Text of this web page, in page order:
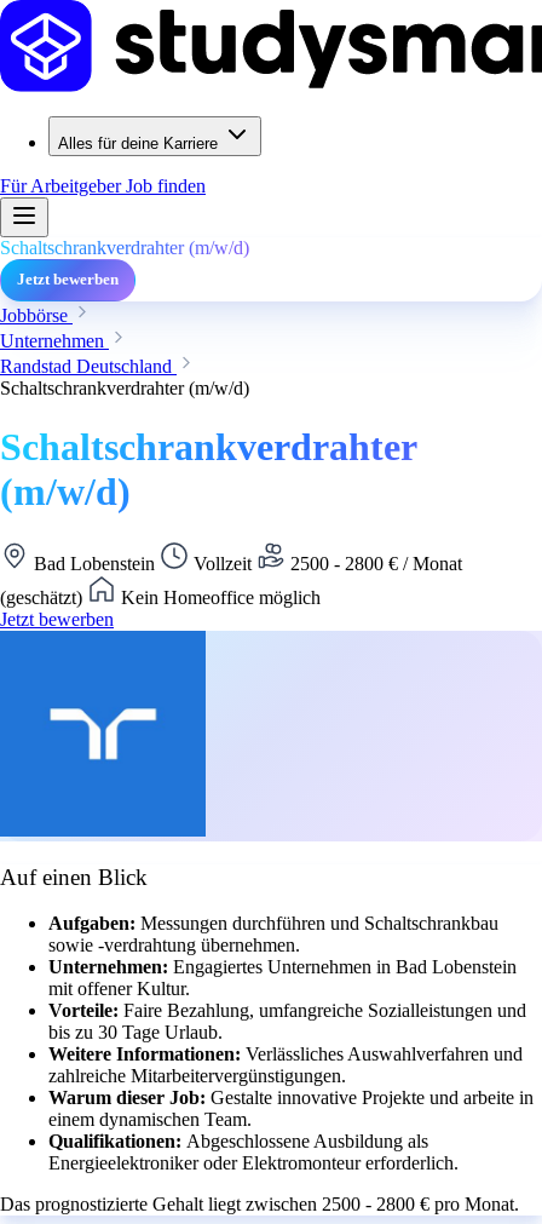
Alles für deine Karriere
Für ArbeitgeberJob finden
Schaltschrankverdrahter (m/w/d)
Jetzt bewerben
Jobbörse
Unternehmen
Randstad Deutschland
Schaltschrankverdrahter (m/w/d)
Schaltschrankverdrahter
(m/w/d)
Bad Lobenstein Vollzeit
2500 - 2800 € / Monat
(geschätzt)
Kein Homeoffice möglich
Jetzt bewerben
Auf einen Blick
Aufgaben: Messungen durchführen und Schaltschrankbau
sowie -verdrahtung übernehmen.
Unternehmen: Engagiertes Unternehmen in Bad Lobenstein
mit offener Kultur.
Vorteile: Faire Bezahlung, umfangreiche Sozialleistungen und
bis zu 30 Tage Urlaub.
Weitere Informationen: Verlässliches Auswahlverfahren und
zahlreiche Mitarbeitervergünstigungen.
Warum dieser Job: Gestalte innovative Projekte und arbeite in
einem dynamischen Team.
Qualifikationen: Abgeschlossene Ausbildung als
Energieelektroniker oder Elektromonteur erforderlich.
Das prognostizierte Gehalt liegt zwischen 2500 - 2800 € pro Monat.